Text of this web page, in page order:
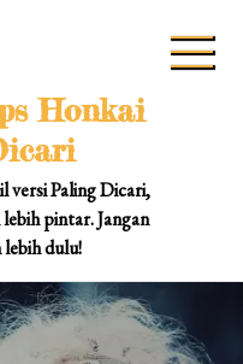
Honkai
versi Paling Dicari,
pintar. Jangan
dulu!